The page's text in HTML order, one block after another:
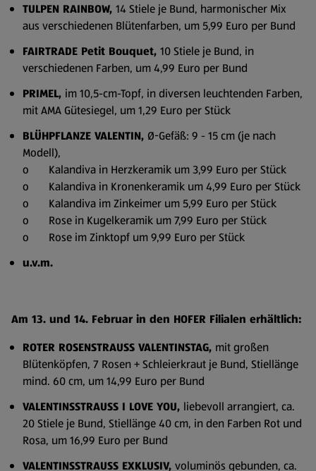
TULPEN RAINBOW, 14 Stiele je Bund, harmonischer Mix
aus verschiedenen Blütenfarben, um 5,99 Euro per Bund
FAIRTRADE Petit Bouquet, 10 Stiele je Bund, in
verschiedenen Farben, um 4,99 Euro per Bund
PRIMEL, im 10,5-cm-Topf, in diversen leuchtenden Farben,
mit AMA Gütesiegel, um 1,29 Euro per Stück
BLÜHPFLANZE VALENTIN, Ø-Gefäß: 9 - 15 cm (je nach
Modell),
o Kalandiva in Herzkeramik um 3,99 Euro per Stück
o Kalandiva in Kronenkeramik um 4,99 Euro per Stück
o Kalandiva im Zinkeimer um 5,99 Euro per Stück
o Rose in Kugelkeramik um 7,99 Euro per Stück
o Rose im Zinktopf um 9,99 Euro per Stück
u.v.m.
Am 13. und 14. Februar in den HOFER Filialen erhältlich:
ROTER ROSENSTRAUSS VALENTINSTAG, mit großen
Blütenköpfen, 7 Rosen + Schleierkraut je Bund, Stiellänge
mind. 60 cm, um 14,99 Euro per Bund
VALENTINSSTRAUSS I LOVE YOU, liebevoll arrangiert, ca.
20 Stiele je Bund, Stiellänge 40 cm, in den Farben Rot und
Rosa, um 16,99 Euro per Bund
VALENTINSSTRAUSS EXKLUSIV, voluminös gebunden, ca.